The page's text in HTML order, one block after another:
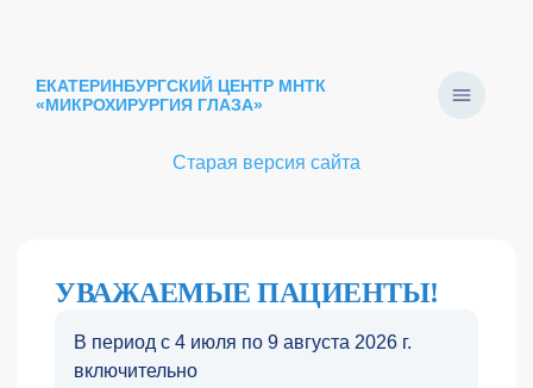
ЕКАТЕРИНБУРГСКИЙ ЦЕНТР МНТК
«МИКРОХИРУРГИЯ ГЛАЗА»
Старая версия сайта
УВАЖАЕМЫЕ ПАЦИЕНТЫ!
В период с 4 июля по 9 августа 2026 г.
включительно